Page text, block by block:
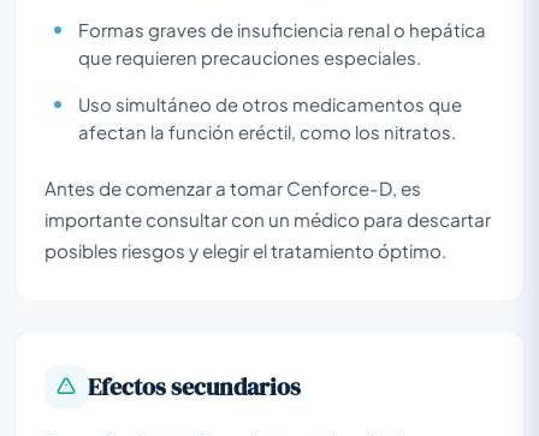
Formas graves de insuficiencia renal o hepática
que requieren precauciones especiales.
Uso simultáneo de otros medicamentos que
afectan la función eréctil, como los nitratos.
Antes de comenzar a tomar Cenforce-D, es
importante consultar con un médico para descartar
posibles riesgos y elegir el tratamiento óptimo.
Efectos secundarios